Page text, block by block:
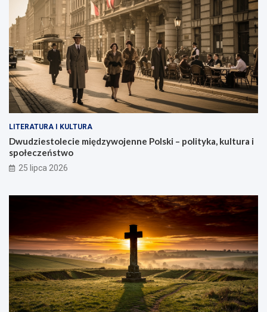
LITERATURA I KULTURA
Dwudziestolecie międzywojenne Polski – polityka, kultura i
społeczeństwo
25 lipca 2026